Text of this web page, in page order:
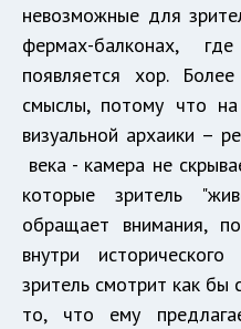
невозможные для
фермах-балконах,
появляется хор.
смыслы, потому что
визуальной архаики –
века - камера не
которые зритель
обращает внимания,
внутри
зритель смотрит как бы
то, что ему